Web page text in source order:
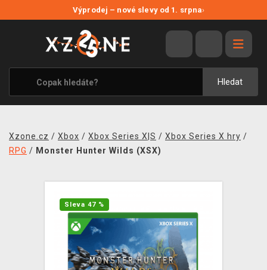
Výprodej – nové slevy od 1. srpna›
Hledat
VÝPRODEJ
VIDEOHRY
XZONE ORIGINALS
TÉMATIKY
MERCHANDISE
Xzone.cz / Xbox / Xbox Series X|S / Xbox Series X hry /
RPG / Monster Hunter Wilds (XSX)
Sleva 47 %